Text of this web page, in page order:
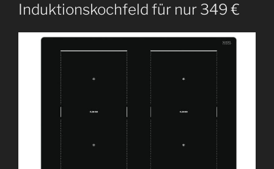
Induktionskochfeld für nur 349 €